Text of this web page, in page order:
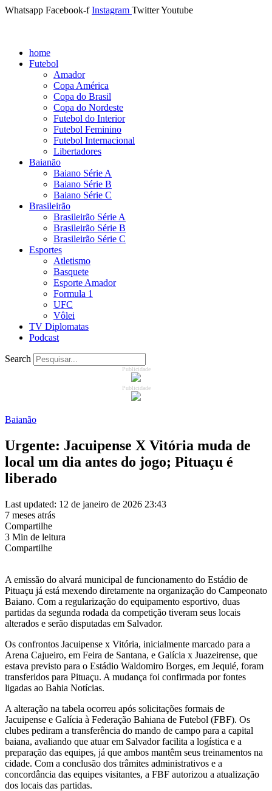
Whatsapp Facebook-f Instagram TwitterYoutube
home
Futebol
Amador
Copa América
Copa do Brasil
Copa do Nordeste
Futebol do Interior
Futebol Feminino
Futebol Internacional
Libertadores
Baianão
Baiano Série A
Baiano Série B
Baiano Série C
Brasileirão
Brasileirão Série A
Brasileirão Série B
Brasileirão Série C
Esportes
Atletismo
Basquete
Esporte Amador
Formula 1
UFC
Vôlei
TV Diplomatas
Podcast
Search
Publicidade
Publicidade
Baianão
Urgente: Jacuipense X Vitória muda de
local um dia antes do jogo; Pituaçu é
liberado
Last updated: 12 de janeiro de 2026 23:43
7 meses atrás
Compartilhe
3 Min de leitura
Compartilhe
A emissão do alvará municipal de funcionamento do Estádio de
Pituaçu já está mexendo diretamente na organização do Campeonato
Baiano. Com a regularização do equipamento esportivo, duas
partidas da segunda rodada da competição tiveram seus locais
alterados e serão disputadas em Salvador.
Os confrontos Jacuipense x Vitória, inicialmente marcado para a
Arena Cajueiro, em Feira de Santana, e Galícia x Juazeirense, que
estava previsto para o Estádio Waldomiro Borges, em Jequié, foram
transferidos para Pituaçu. A mudança foi confirmada por fontes
ligadas ao Bahia Notícias.
A alteração na tabela ocorreu após solicitações formais de
Jacuipense e Galícia à Federação Bahiana de Futebol (FBF). Os
clubes pediram a transferência do mando de campo para a capital
baiana, avaliando que atuar em Salvador facilita a logística e a
preparação das equipes, já que ambos mantêm seus treinamentos na
cidade. Com a conclusão dos trâmites administrativos e a
concordância das equipes visitantes, a FBF autorizou a atualização
dos locais das partidas.